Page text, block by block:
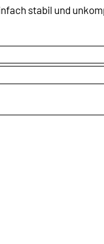
stabil und